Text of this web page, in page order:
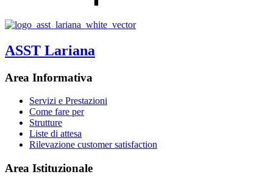
ASST Lariana
Area Informativa
Servizi e Prestazioni
Come fare per
Strutture
Liste di attesa
Rilevazione customer satisfaction
Area Istituzionale